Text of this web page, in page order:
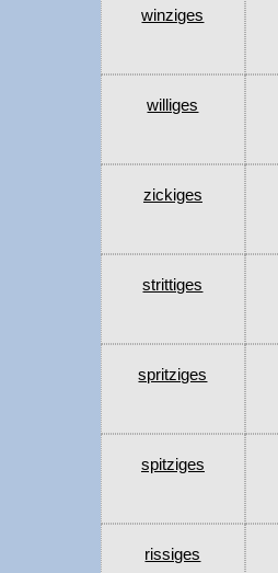
winziges
williges
zickiges
strittiges
spritziges
spitziges
rissiges